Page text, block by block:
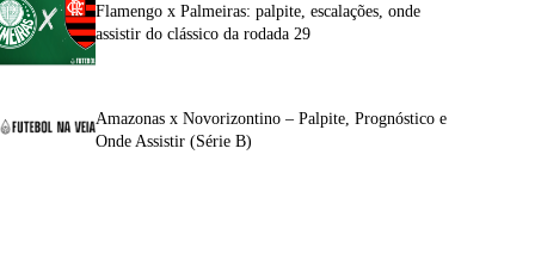
Flamengo x Palmeiras: palpite, escalações, onde
assistir do clássico da rodada 29
Amazonas x Novorizontino – Palpite, Prognóstico e
Onde Assistir (Série B)